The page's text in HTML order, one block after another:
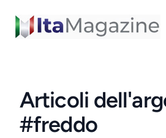
ItaMagazine
Articoli
#freddo